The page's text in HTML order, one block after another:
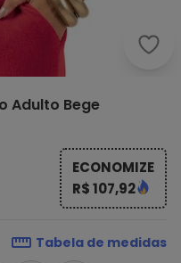
Adulto Bege
ECONOMIZE
R$ 107,92
Tabela de medidas